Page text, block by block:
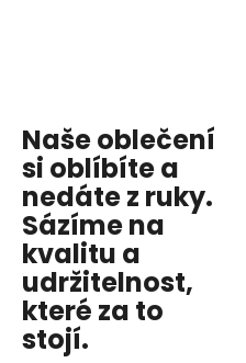
Naše oblečení
si oblíbíte a
nedáte z ruky.
Sázíme na
kvalitu a
udržitelnost,
které za to
stojí.